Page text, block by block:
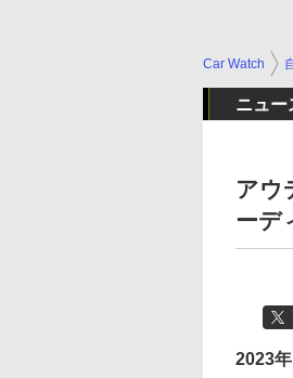
Car Watch
ニュー
アウ
ーデ
2023